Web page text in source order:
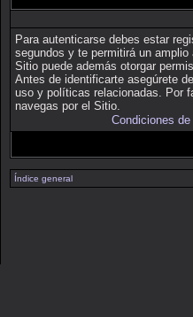
Para autenticarse debes estar
segundos y te permitirá un
Sitio puede además otorgar
Antes de identificarte asegúrete
uso y políticas relacionadas. Por
navegas por el Sitio.
Condiciones de
Índice general